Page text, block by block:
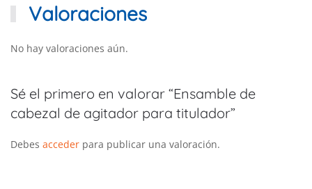
Valoraciones
No hay valoraciones aún.
Sé el primero en valorar “Ensamble de
cabezal de agitador para titulador”
Debes acceder para publicar una valoración.